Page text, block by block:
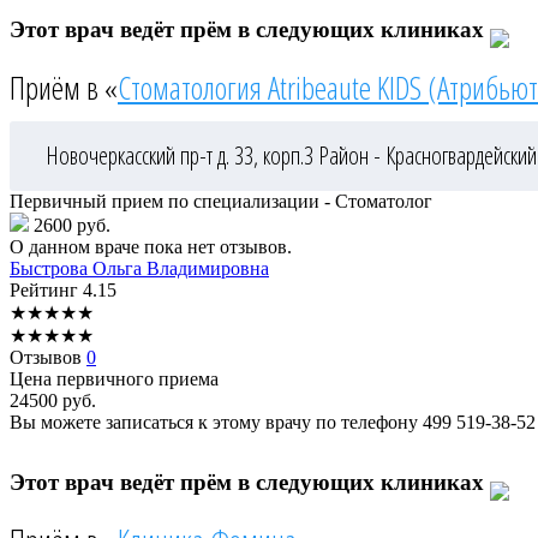
Этот врач ведёт прём в следующих клиниках
Приём в «Стоматология Atribeaute KIDS
Новочеркасский пр-т д. 33, корп.3 Район - Красногвардейский
Первичный прием по специализации - Стоматолог
2600 руб.
О данном враче пока нет отзывов.
Быстрова Ольга Владимировна
Рейтинг 4.15
★★★★★
★★★★★
Отзывов 0
Цена первичного приема
24500 руб.
Вы можете записаться к этому врачу по телефону 499 519-38-52
Этот врач ведёт прём в следующих клиниках